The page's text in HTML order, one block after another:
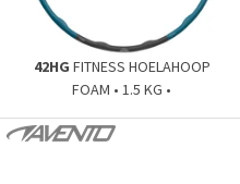
42HG FITNESS HOELAHOOP
FOAM • 1.5 KG •